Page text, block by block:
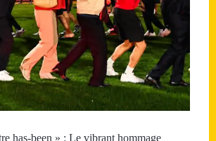
has-been » : Le vibrant hommage